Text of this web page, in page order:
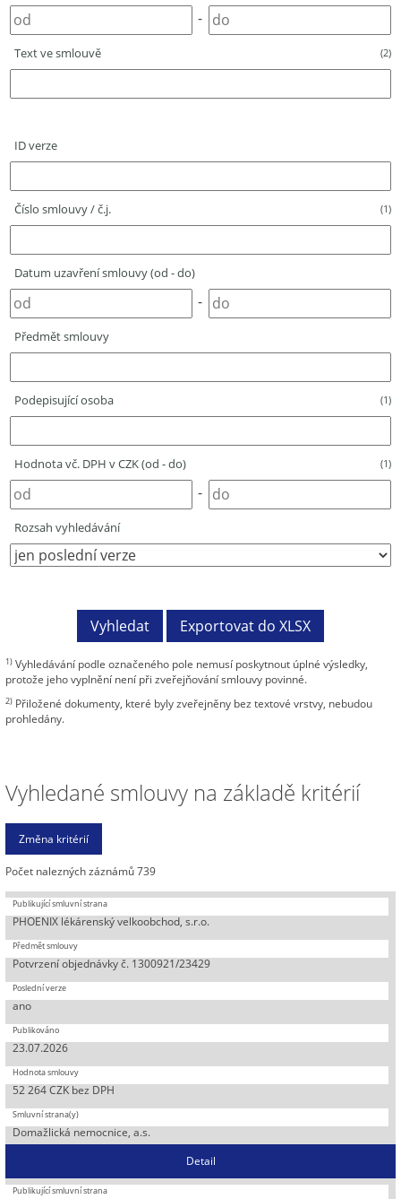
-
Text ve smlouvě (2)
ID verze
Číslo smlouvy / č.j. (1)
Datum uzavření smlouvy (od - do)
-
Předmět smlouvy
Podepisující osoba (1)
Hodnota vč. DPH v CZK (od - do) (1)
-
Rozsah vyhledávání
1) Vyhledávání podle označeného pole nemusí poskytnout úplné výsledky,
protože jeho vyplnění není při zveřejňování smlouvy povinné.
2) Přiložené dokumenty, které byly zveřejněny bez textové vrstvy, nebudou
prohledány.
Vyhledané smlouvy na základě kritérií
Počet nalezných záznámů 739
PHOENIX lékárenský velkoobchod, s.r.o.
Potvrzení objednávky č. 1300921/23429
ano
23.07.2026
52 264 CZK bez DPH
Domažlická nemocnice, a.s.
Detail